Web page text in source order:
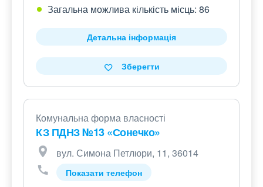
Загальна можлива кількість місць: 86
Детальна інформація
Зберегти
Комунальна форма власності
КЗ ПДНЗ №13 «Сонечко»
вул. Симона Петлюри, 11, 36014
Показати телефон